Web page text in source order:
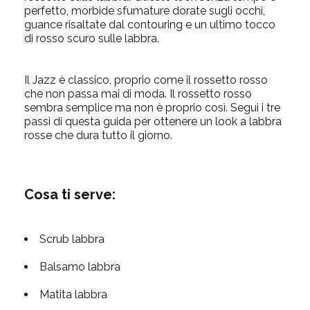
perfetto, morbide sfumature dorate sugli occhi,
guance risaltate dal contouring e un ultimo tocco
di rosso scuro sulle labbra.
Il Jazz è classico, proprio come il rossetto rosso
che non passa mai di moda. Il rossetto rosso
sembra semplice ma non è proprio così. Segui i tre
passi di questa guida per ottenere un look a labbra
rosse che dura tutto il giorno.
Cosa ti serve:
Scrub labbra
Balsamo labbra
Matita labbra